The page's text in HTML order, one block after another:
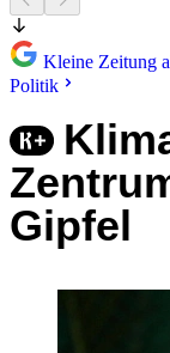
Kleine Zeitung
Politik
Gipfel